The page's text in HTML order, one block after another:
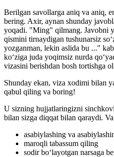
Berilgan savollarga aniq va aniq,
bering. Axir, aynan shunday
yoqadi. "Ming" qilmang. Javobni
qismini tirnaydigan tushunarsiz
yozganman, lekin aslida bu ..."
ko‘ziga juda yoqimsiz nurda
vizasini berishdan bosh tortishga
Shunday ekan, viza xodimi bilan
qabul qiling va boring!
U sizning hujjatlaringizni
bilan sizga diqqat bilan qaraydi.
asabiylashing va
maroqli tabassum qiling
sodir bo‘layotgan narsaga